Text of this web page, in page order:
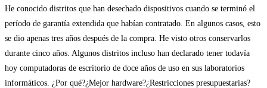
He conocido distritos que han desechado dispositivos cuando se terminó el
período de garantía extendida que habían contratado. En algunos casos, esto
se dio apenas tres años después de la compra. He visto otros conservarlos
durante cinco años. Algunos distritos incluso han declarado tener todavía
hoy computadoras de escritorio de doce años de uso en sus laboratorios
informáticos. ¿Por qué?¿Mejor hardware?¿Restricciones presupuestarias?